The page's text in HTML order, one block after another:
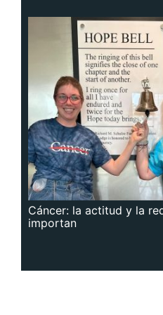
Cáncer: la actitud y la
importan